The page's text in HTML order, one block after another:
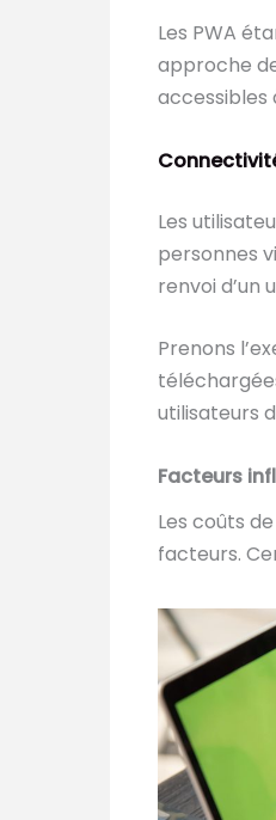
Les PWA
approche
accessibles
Les
personnes
renvoi d’un
Prenons
utilisateurs
Facteurs
Les coûts
facteurs.